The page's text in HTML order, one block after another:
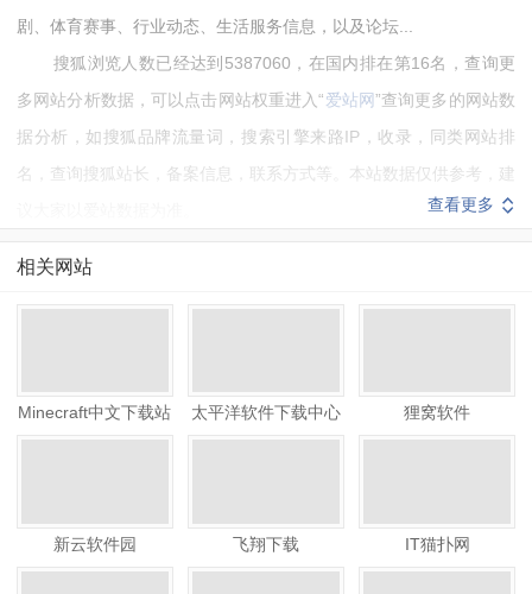
剧、体育赛事、行业动态、生活服务信息，以及论坛...
搜狐浏览人数已经达到5387060，在国内排在第16名，查询更
多网站分析数据，可以点击网站权重进入“爱站网”查询更多的网站数
据分析，如搜狐品牌流量词，搜索引擎来路IP，收录，同类网站排
名，查询搜狐站长，备案信息，联系方式等。本站数据仅供参考，建
查看更多
相关网站
Minecraft中文下载站 太平洋软件下载中心 狸窝软件
新云软件园 飞翔下载 IT猫扑网